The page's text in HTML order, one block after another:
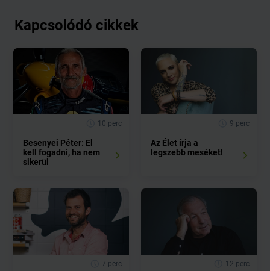
Kapcsolódó cikkek
10 perc
Besenyei Péter: El
kell fogadni, ha nem
sikerül
9 perc
Az Élet írja a
legszebb meséket!
7 perc 12 perc